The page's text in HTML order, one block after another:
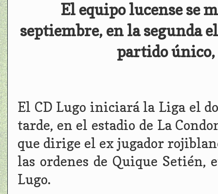
El equipo lucense se
septiembre, en la segunda
partido único,
El CD Lugo iniciará la Liga el
tarde, en el estadio de La
que dirige el ex jugador
las ordenes de Quique
Lugo.